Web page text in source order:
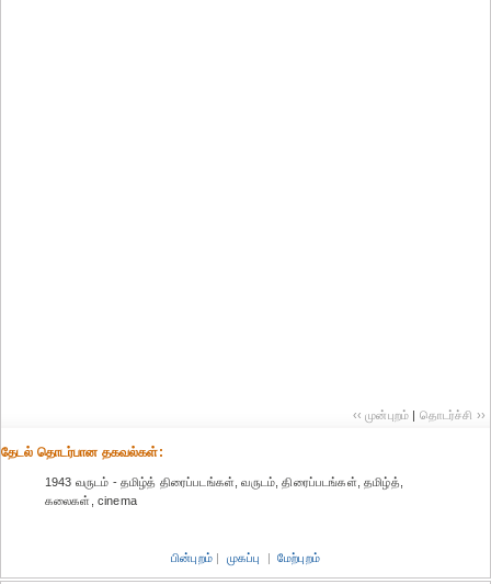
‹‹ முன்புறம் | தொடர்ச்சி ››
தேட‌ல் தொட‌ர்பான தகவ‌ல்க‌ள்:
1943 வருடம் - தமிழ்த் திரைப்படங்கள், வருடம், திரைப்படங்கள், தமிழ்த்,
கலைகள், cinema
பின்புறம் | முகப்பு | மேற்புறம்